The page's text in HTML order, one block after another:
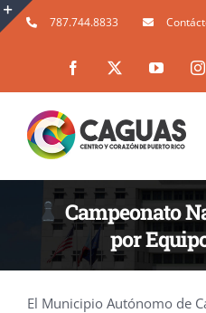
Skip
787.744.8833
Facebook
Campeonato
por
El Municipio Autónomo de